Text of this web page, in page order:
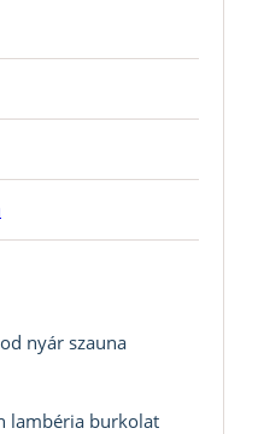
nyár szauna
lambéria burkolat